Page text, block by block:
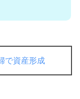
で資産形成